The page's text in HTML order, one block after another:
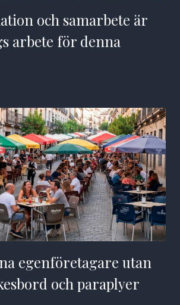
och samarbete är
arbete för denna
egenföretagare utan
och paraplyer